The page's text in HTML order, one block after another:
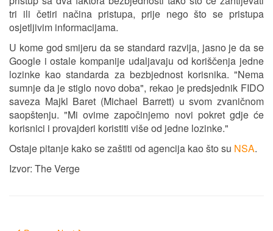
tri ili četiri načina pristupa, prije nego što se pristupa
osjetljivim informacijama.
U kome god smijeru da se standard razvija, jasno je da se
Google i ostale kompanije udaljavaju od koriščenja jedne
lozinke kao standarda za bezbjednost korisnika. "Nema
sumnje da je stiglo novo doba", rekao je predsjednik FIDO
saveza Majkl Baret (Michael Barrett) u svom zvaničnom
saopštenju. "Mi ovime započinjemo novi pokret gdje će
korisnici i provajderi koristiti više od jedne lozinke."
Ostaje pitanje kako se zaštiti od agencija kao što su NSA.
Izvor: The Verge